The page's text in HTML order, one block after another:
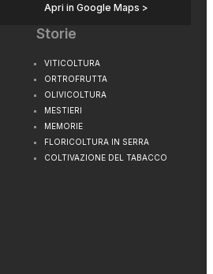
Apri in Google Maps >
Storie
VITICOLTURA
ORTROFRUTTA
OLIVICOLTURA
MESTIERI
MEMORIE
FLORICOLTURA IN SERRA
COLTIVAZIONE DEL TABACCO